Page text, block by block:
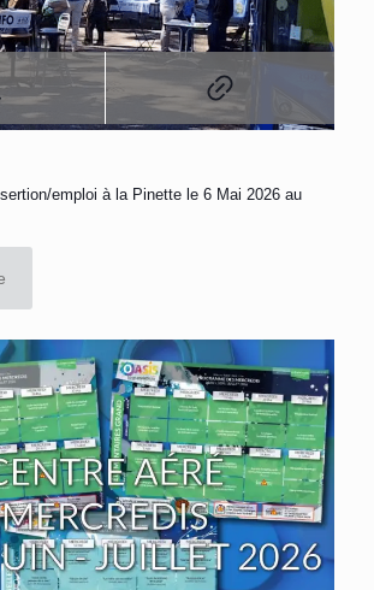
emploi à la Pinette le 6 Mai 2026 au